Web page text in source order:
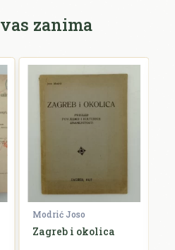
zanima
Modrić Joso
Zagreb i okolica